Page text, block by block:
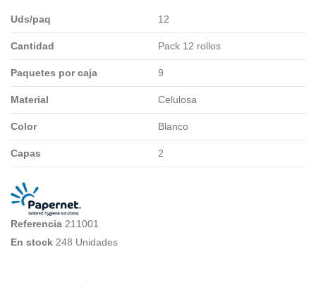
Uds/paq 12
Cantidad Pack 12 rollos
Paquetes por caja 9
Material Celulosa
Color Blanco
Capas 2
Referencia 211001
En stock 248 Unidades